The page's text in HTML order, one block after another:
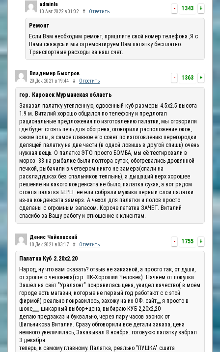
- 1343 +
adminla
10 Авг 2022 в 01:02 # Ответить
Ремонт
Если Вам необходим ремонт, пришлите свой номер телефона ,Я с
Вами свяжусь и мы отремонтируем Вам палатку бесплатно.
Транспортные расходы за наш счет.
- 1363 +
Владимир Быстров
20 Дек 2021 в 19:44 # Ответить
гор. Кировск Мурманская область
Заказал палатку утепленную, сдвоенный куб размеры 4.5х2.5 высота
1.9 м. Виталий хорошо общался по телефону и предлогал
рациональные предложения по изготовлению палатки, мы оговорили
где будет стоять печь для обогрева, оговорили расположение окон,
какие полы, а самое главное его совет по изготовлению перегородки
делящей палатку на две части (в одной ловишь в другой спишь) очень
нужная вещь. О палатке ЭТО просто БОМБА, мы её тестировали в
мороз -33 на рыбалке были полтора суток, обогревались дровянной
печкой, рыбачили в четвером никто не замерз(спали на
раскладушках без спальников теплынь), а дыщащий верх хорошее
решение ни какого конденсата не было, палатка сухая, а вот рядом
стояла палатка БЕРЕГ её ели собрали мужики первый слой палатки
из-за конденсата замерз. А чехол для палатки и полов просто
сделаны с огромным запасом. Короче пататка ЗАЧЕТ. Виталий
спасибо за Вашу работу и отношение к клиентам.
- 1755 +
Денис Чайковский
10 Дек 2021 в 03:17 # Ответить
Палатка Куб 2.20x2.20
Народ, ну что вам сказать? отзыв не заказной, а просто так, от души,
от хрошего человека(стр. ВК-Хороший Человек). Начнём от покупки.
Зашёл на сайт "Уралзонт" понравилась цена, увидел качество( в моём
городе есть магазин, которые не первый год работают с с этой
фирмой) реально понравилось, захожу на их ОФ. сайт,,,, я просто в
шоке,,,,,,, шикарный выбор+цена, выбираю КУБ-2,20х2,20
делаю предзаказ и буквально, через пару часов звонок от
Шильникова Виталия. Сразу обговорили все детали заказа, цена
немного увеличилась, Заказывал 8 ноября. готовуюю палатку забрал
3 декабря.
теперь, к самому главному. Палатка, реально "ПУШКА" сшита